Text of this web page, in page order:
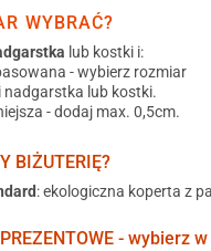
WYBRAĆ?
lub kostki i:
- wybierz rozmiar
lub kostki.
- dodaj max. 0,5cm.
BIŻUTERIĘ?
: ekologiczna koperta z
- wybierz